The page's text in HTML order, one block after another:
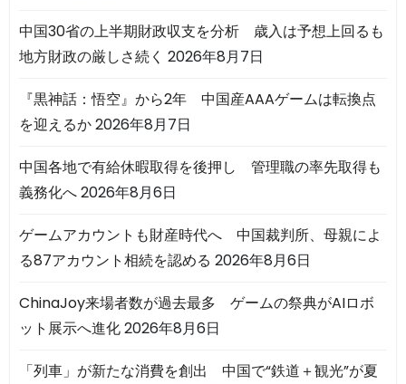
中国30省の上半期財政収支を分析 歳入は予想上回るも
地方財政の厳しさ続く 2026年8月7日
『黒神話：悟空』から2年 中国産AAAゲームは転換点
を迎えるか2026年8月7日
中国各地で有給休暇取得を後押し 管理職の率先取得も
義務化へ2026年8月6日
ゲームアカウントも財産時代へ 中国裁判所、母親によ
る87アカウント相続を認める 2026年8月6日
ChinaJoy来場者数が過去最多 ゲームの祭典がAIロボ
ット展示へ進化2026年8月6日
「列車」が新たな消費を創出 中国で“鉄道＋観光”が夏